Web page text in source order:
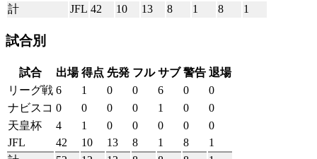
計
JFL 42 10 13 8 1 8 1
試合別
試合 出場 得点 先発 フル サブ 警告 退場
リーグ戦 6 1 0 0 6 0
0
ナビスコ 0 0 0 0 1 0
0
天皇杯
4 1 0 0 0 0
0
JFL
42 10 13 8 1 8
1